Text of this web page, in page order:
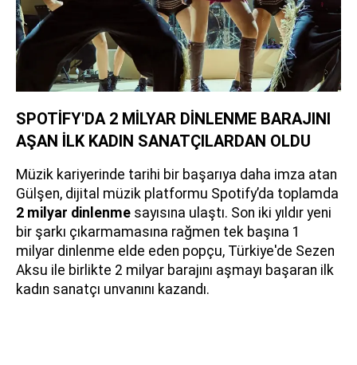
SPOTİFY'DA 2 MİLYAR DİNLENME BARAJINI
AŞAN İLK KADIN SANATÇILARDAN OLDU
Müzik kariyerinde tarihi bir başarıya daha imza atan
Gülşen, dijital müzik platformu Spotify’da toplamda
2 milyar dinlenme sayısına ulaştı. Son iki yıldır yeni
bir şarkı çıkarmamasına rağmen tek başına 1
milyar dinlenme elde eden popçu, Türkiye'de Sezen
Aksu ile birlikte 2 milyar barajını aşmayı başaran ilk
kadın sanatçı unvanını kazandı.